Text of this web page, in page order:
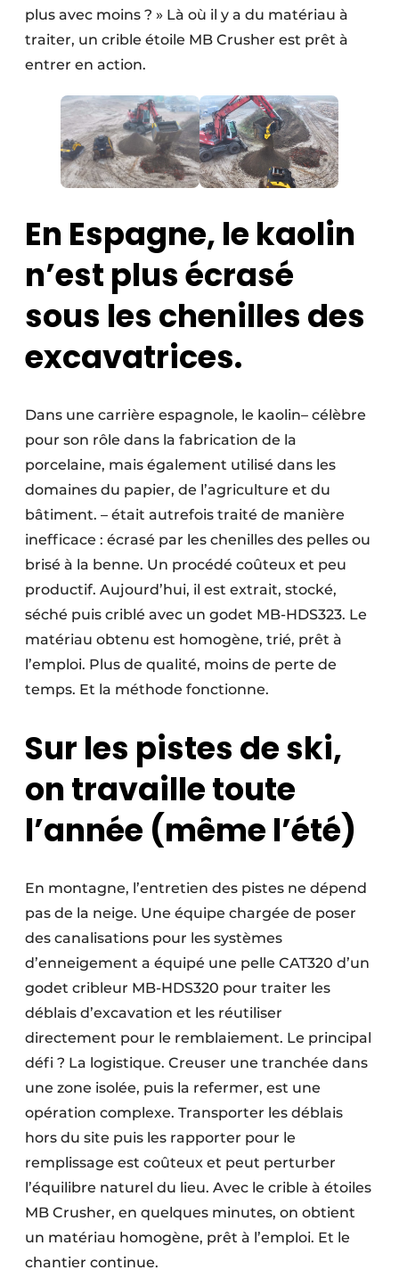
plus avec moins ? » Là où il y a du matériau à
traiter, un crible étoile MB Crusher est prêt à
entrer en action.
En Espagne, le kaolin
n’est plus écrasé
sous les chenilles des
excavatrices.
Dans une carrière espagnole, le kaolin– célèbre
pour son rôle dans la fabrication de la
porcelaine, mais également utilisé dans les
domaines du papier, de l’agriculture et du
bâtiment. – était autrefois traité de manière
inefficace : écrasé par les chenilles des pelles ou
brisé à la benne. Un procédé coûteux et peu
productif. Aujourd’hui, il est extrait, stocké,
séché puis criblé avec un godet MB-HDS323. Le
matériau obtenu est homogène, trié, prêt à
l’emploi. Plus de qualité, moins de perte de
temps. Et la méthode fonctionne.
Sur les pistes de ski,
on travaille toute
l’année (même l’été)
En montagne, l’entretien des pistes ne dépend
pas de la neige. Une équipe chargée de poser
des canalisations pour les systèmes
d’enneigement a équipé une pelle CAT320 d’un
godet cribleur MB-HDS320 pour traiter les
déblais d’excavation et les réutiliser
directement pour le remblaiement. Le principal
défi ? La logistique. Creuser une tranchée dans
une zone isolée, puis la refermer, est une
opération complexe. Transporter les déblais
hors du site puis les rapporter pour le
remplissage est coûteux et peut perturber
l’équilibre naturel du lieu. Avec le crible à étoiles
MB Crusher, en quelques minutes, on obtient
un matériau homogène, prêt à l’emploi. Et le
chantier continue.